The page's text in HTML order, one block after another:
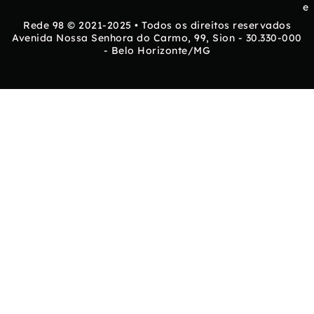
e
Rede 98 © 2021-2025 • Todos os direitos reservados
Avenida Nossa Senhora do Carmo, 99, Sion - 30.330-000
- Belo Horizonte/MG